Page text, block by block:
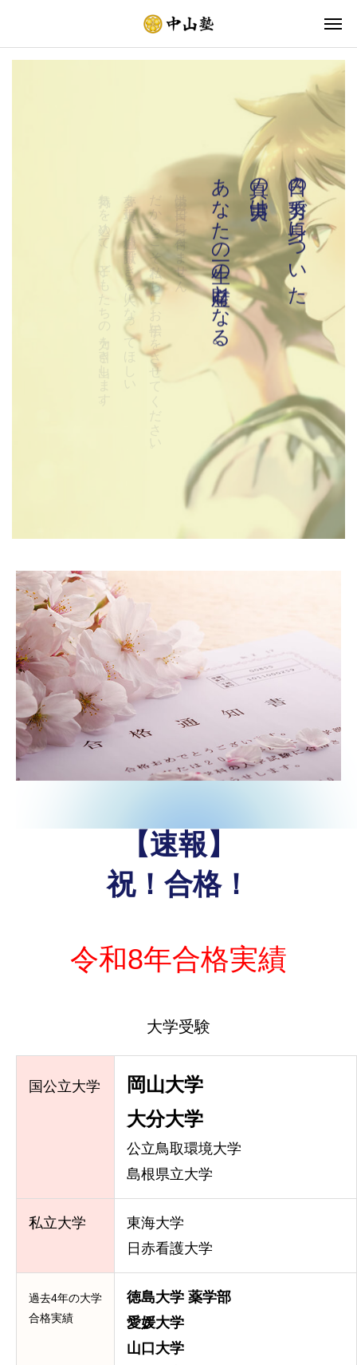
日々の努力で身についた
真の実力は
あなたの一生の財産となる。
学力は一日二日で身に付きません
だからこそ私たちにお手伝いをさせてください。
夢を実現し、地域社会に貢献できる人になってほしい
気持ちを込めて、子どもたちの力を引き出します。
【速報】
祝！合格！
令和8年合格実績
大学受験
国公立大学
岡山大学
大分大学
公立鳥取環境大学
島根県立大学
私立大学
東海大学
日赤看護大学
過去4年の大学
合格実績
徳島大学 薬学部
愛媛大学
山口大学